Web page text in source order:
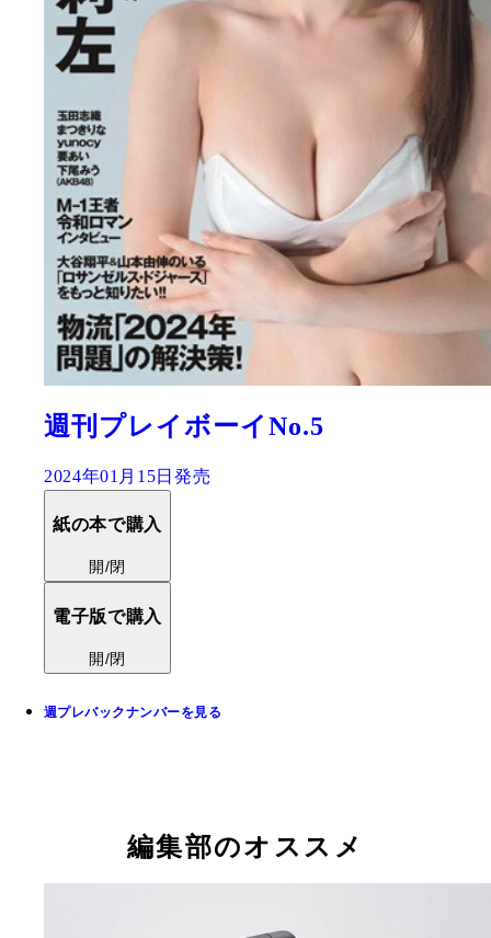
週刊プレイボーイNo.5
2024年01月15日発売
紙の本で購入
開/閉
電子版で購入
開/閉
週プレバックナンバーを見る
編集部のオススメ